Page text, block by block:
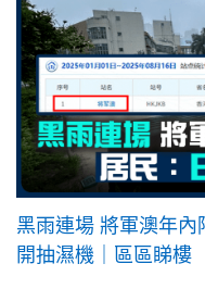
黑雨連場 將軍澳年
開抽濕機｜區區睇樓